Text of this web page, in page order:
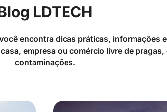
LDTECH
encontra dicas práticas, informações
empresa ou comércio livre de
contaminações.